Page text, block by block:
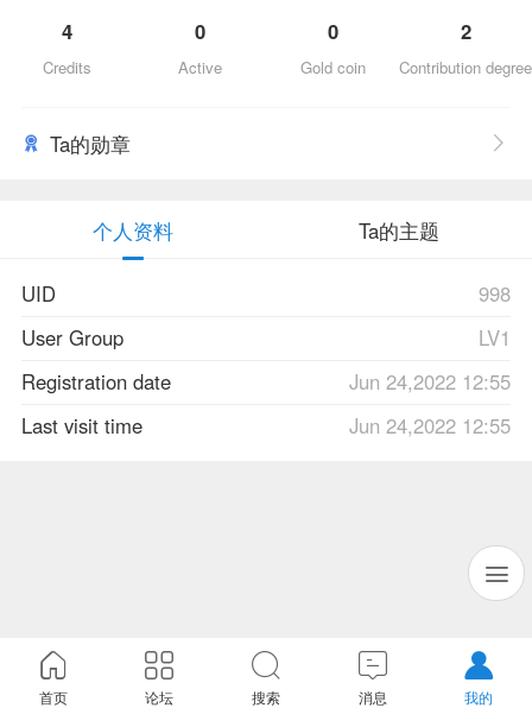
4
Credits
0
Active
0
Gold coin
2
Contribution degree
Ta的勋章
个人资料 Ta的主题
UID
998
User Group
LV1
Registration date
Jun 24,2022 12:55
Last visit time
Jun 24,2022 12:55
首页 论坛 搜索 消息 我的